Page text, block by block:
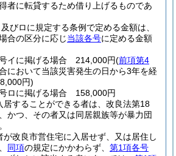
者に転貸するため借り上げるものであ
びロに規定する条例で定める金額は、
合の区分に応じ当該各号に定める金額
イに掲げる場合 214,000円(前項第4
において当該災害発生の日から3年を経
円)
ロに掲げる場合 158,000円
居することができる者は、改良法第18
かつ、その者又は同居親族等が暴力団
が改良市営住宅に入居せず、又は居住し
同項の規定にかかわらず、 第1項各号